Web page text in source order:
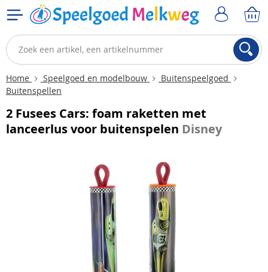
Home Speelgoed en modelbouw
Buitenspeelgoed
Buitenspellen
2 Fusees Cars: foam raketten met
lanceerlus voor buitenspelen Disney